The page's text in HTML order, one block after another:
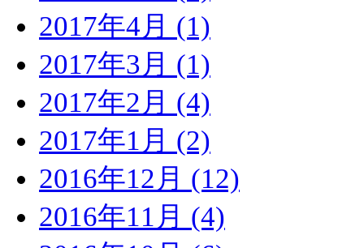
2017年4月 (1)
2017年3月 (1)
2017年2月 (4)
2017年1月 (2)
2016年12月 (12)
2016年11月 (4)